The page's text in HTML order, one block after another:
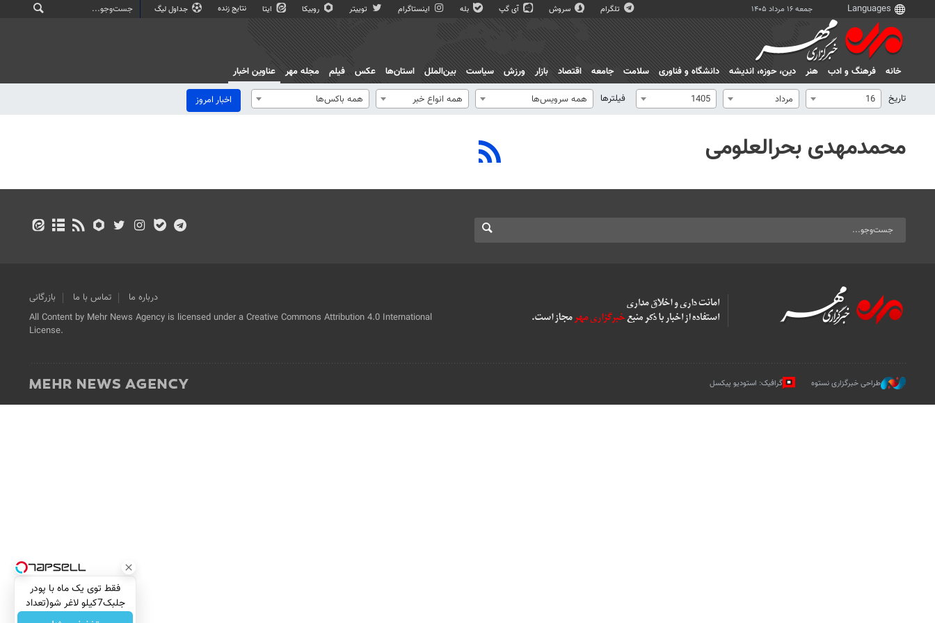
جمعه ۱۶ مرداد ۱۴۰۵ تلگرام سروش آی گپ بله اینستاگرام توییتر روبیکا ایتا نتایج زنده جداول لیگ
خانه فرهنگ و ادب هنر دين، حوزه، انديشه دانشگاه و فناوری سلامت جامعه اقتصاد بازار ورزش سیاست بین‌الملل استان‌ها عکس فیلم مجله مهر
عناوین اخبار
تاریخ
16 مرداد 1405 فیلترها همه سرویس‌ها همه انواع خبر همه باکس‌ها اخبار امروز
محمدمهدی بحرالعلومی
درباره ما تماس با ما
بازرگانی
All Content by Mehr News Agency is licensed under a Creative Commons Attribution 4.0 International
License.
طراحی خبرگزاری نستوه گرافیک: استودیو پیکسل
فقط توی یک ماه با پودر
جلبک7کیلو لاغر شو(تعداد
محدود)